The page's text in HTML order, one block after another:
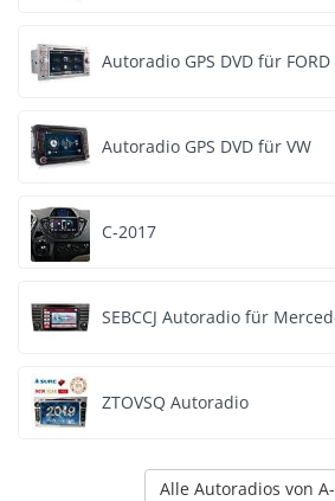
Autoradio GPS DVD für FORD
Autoradio GPS DVD für VW
C-2017
SEBCCJ Autoradio für
ZTOVSQ Autoradio
Alle Autoradios von